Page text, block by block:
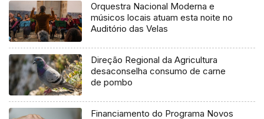
Orquestra Nacional Moderna e
músicos locais atuam esta noite no
Auditório das Velas
Direção Regional da Agricultura
desaconselha consumo de carne
de pombo
Financiamento do Programa Novos